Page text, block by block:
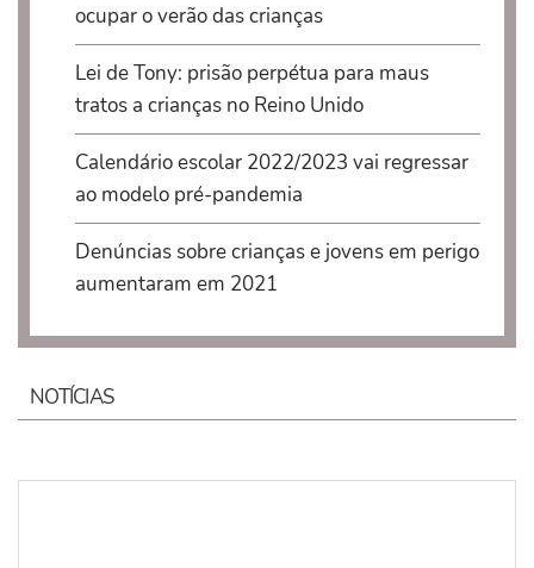
ocupar o verão das crianças
Lei de Tony: prisão perpétua para maus
tratos a crianças no Reino Unido
Calendário escolar 2022/2023 vai regressar
ao modelo pré-pandemia
Denúncias sobre crianças e jovens em perigo
aumentaram em 2021
NOTÍCIAS